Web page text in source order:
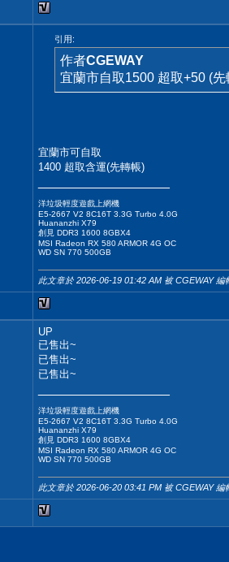
引用:
作者CGEWAY
宜蘭市自取1500 超取+50 (先
宜蘭市可自取
1400 超取含運(先轉帳)
洋垃圾輕度遊戲上網機
E5-2667 V2 8C16T 3.3G Turbo 4.0G
Huananzhi X79
創見 DDR3 1600 8GBX4
MSI Radeon RX 580 ARMOR 4G OC
WD SN 770 500GB
此文章於 2026-06-19 01:42 AM 被 CGEWAY 編
UP
已售出~
已售出~
已售出~
洋垃圾輕度遊戲上網機
E5-2667 V2 8C16T 3.3G Turbo 4.0G
Huananzhi X79
創見 DDR3 1600 8GBX4
MSI Radeon RX 580 ARMOR 4G OC
WD SN 770 500GB
此文章於 2026-06-20 03:41 PM 被 CGEWAY 編